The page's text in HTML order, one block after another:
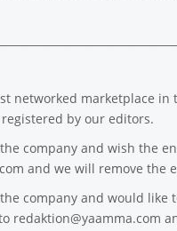
networked marketplace
by our editors.
company and wish the
and we will remove the
company and would
redaktion@yaamma.com